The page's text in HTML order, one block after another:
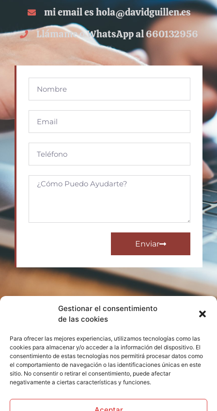
Gestionar el consentimiento
de las cookies
Para ofrecer las mejores experiencias, utilizamos tecnologías como las
cookies para almacenar y/o acceder a la información del dispositivo. El
consentimiento de estas tecnologías nos permitirá procesar datos como
el comportamiento de navegación o las identificaciones únicas en este
sitio. No consentir o retirar el consentimiento, puede afectar
negativamente a ciertas características y funciones.
mi email es hola@davidguillen.es
Llámame o WhatsApp al 660132956
Enviar
¿TODAVÍA NO TIENES UNA
ESTRATEGIA DE MARKETING
DIGITAL? ¿CONTACTAMOS?